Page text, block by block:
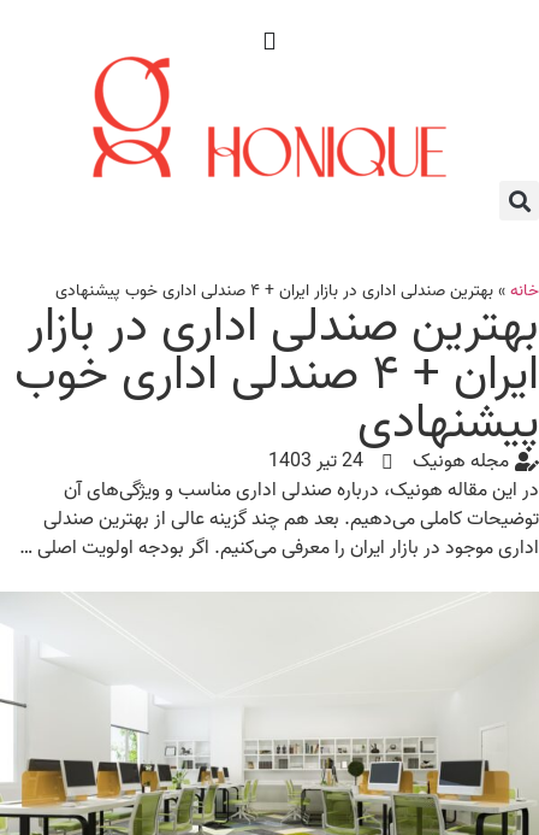
»بهترین صندلی اداری در بازار ایران + ۴ صندلی اداری خوب پیشنهادی
صندلی اداری در بازار
ایران + ۴ صندلی اداری خوب
مجله هونیک
24 تیر 1403
این مقاله هونیک، درباره صندلی اداری مناسب و ویژگی‌های آن
کاملی می‌دهیم. بعد هم چند گزینه عالی از بهترین صندلی
موجود در بازار ایران را معرفی می‌کنیم. اگر بودجه اولویت اصلی …